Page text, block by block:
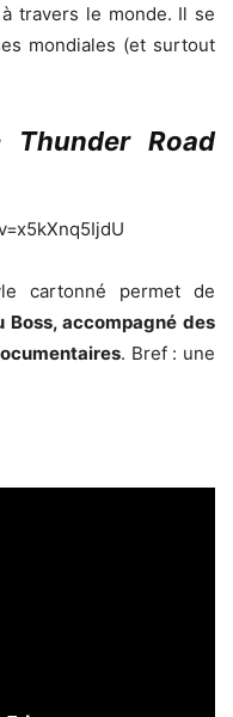
travers le monde. Il se
mondiales (et surtout
Thunder Road
cartonné permet de
accompagné des
. Bref : une